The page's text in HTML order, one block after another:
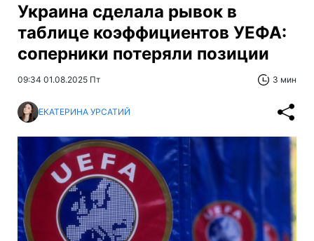
Украина сделала рывок в
таблице коэффициентов УЕФА:
соперники потеряли позиции
09:34 01.08.2025 Пт 3 мин
ЕКАТЕРИНА УРСАТИЙ